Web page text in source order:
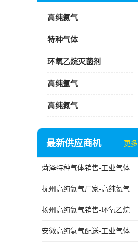
高纯氦气
特种气体
环氧乙烷灭菌剂
高纯氩气
高纯氮气
最新供应商机 更多
菏泽特种气体销售-工业气体
抚州高纯氦气厂家-高纯氦气标准气体
扬州高纯氦气销售-环氧乙烷灭菌剂
安徽高纯氩气配送-工业气体